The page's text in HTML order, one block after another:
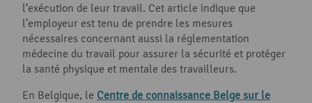
l’exécution de leur travail. Cet article indique que
l’employeur est tenu de prendre les mesures
nécessaires concernant aussi la réglementation
médecine du travail pour assurer la sécurité et protéger
la santé physique et mentale des travailleurs.
En Belgique, le Centre de connaissance Belge sur le